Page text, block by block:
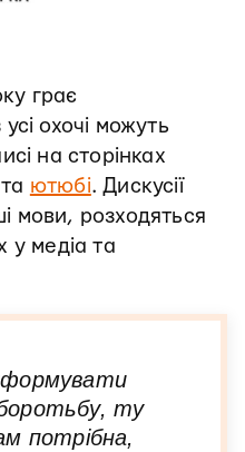
грає
охочі можуть
на сторінках
та ютюбі. Дискусії
мови, розходяться
у медіа та
ту
потрібна,